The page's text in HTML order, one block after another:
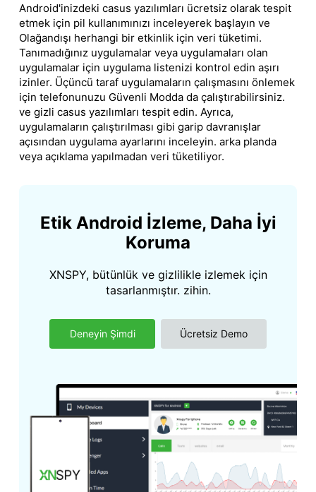
Android'inizdeki casus yazılımları ücretsiz olarak tespit
etmek için pil kullanımınızı inceleyerek başlayın ve
Olağandışı herhangi bir etkinlik için veri tüketimi.
Tanımadığınız uygulamalar veya uygulamaları olan
uygulamalar için uygulama listenizi kontrol edin aşırı
izinler. Üçüncü taraf uygulamaların çalışmasını önlemek
için telefonunuzu Güvenli Modda da çalıştırabilirsiniz.
ve gizli casus yazılımları tespit edin. Ayrıca,
uygulamaların çalıştırılması gibi garip davranışlar
açısından uygulama ayarlarını inceleyin. arka planda
veya açıklama yapılmadan veri tüketiliyor.
Etik Android İzleme, Daha İyi
Koruma
XNSPY, bütünlük ve gizlilikle izlemek için
tasarlanmıştır. zihin.
Deneyin Şimdi Ücretsiz Demo